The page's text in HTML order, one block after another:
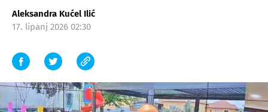
Aleksandra Kućel Ilić
17. lipanj 2026 02:30